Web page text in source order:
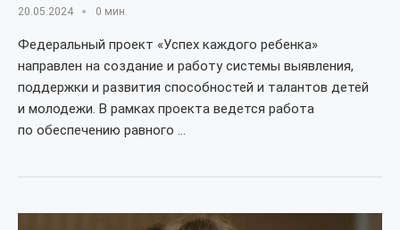
20.05.2024 0 мин.
Федеральный проект «Успех каждого ребенка»
направлен на создание и работу системы выявления,
поддержки и развития способностей и талантов детей
и молодежи. В рамках проекта ведется работа
по обеспечению равного …